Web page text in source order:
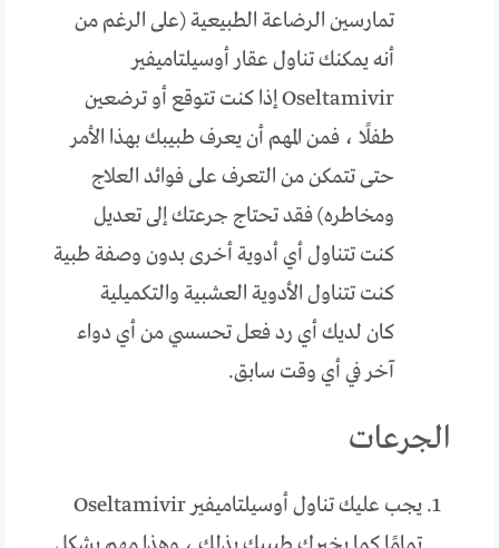
تمارسين الرضاعة الطبيعية (على الرغم من
أنه يمكنك تناول عقار أوسيلتاميفير
Oseltamivir إذا كنت تتوقع أو ترضعين
طفلًا ، فمن المهم أن يعرف طبيبك بهذا الأمر
حتى تتمكن من التعرف على فوائد العلاج
ومخاطره) فقد تحتاج جرعتك إلى تعديل
كنت تتناول أي أدوية أخرى بدون وصفة طبية
كنت تتناول الأدوية العشبية والتكميلية
كان لديك أي رد فعل تحسسي من أي دواء
آخر في أي وقت سابق.
الجرعات
يجب عليك تناول أوسيلتاميفير Oseltamivir